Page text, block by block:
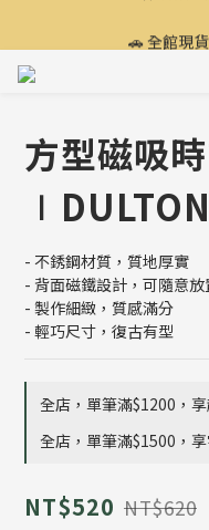
方型磁吸
∣DULTON
- 不銹鋼材質，質地厚實
- 背面磁鐵設計，可隨意放
- 製作細緻，質感滿分
- 輕巧尺寸，復古有型
全店，單筆滿$1200，
全店，單筆滿$1500，
NT$520 NT$620